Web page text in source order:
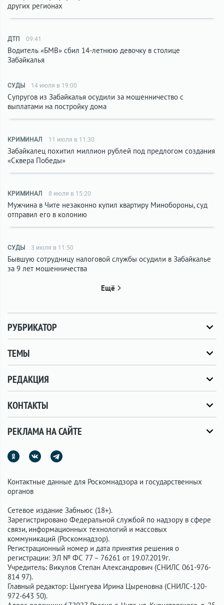
других регионах
ДТП 09:41
Водитель «БМВ» сбил 14-летнюю девочку в столице
Забайкалья
СУДЫ 14 июля в 19:00
Супругов из Забайкалья осудили за мошенничество с
выплатами на постройку дома
КРИМИНАЛ 11 июля в 11:30
Забайкалец похитил миллион рублей под предлогом создания
«Сквера Победы»
КРИМИНАЛ 8 июля в 15:20
Мужчина в Чите незаконно купил квартиру Минобороны, суд
отправил его в колонию
СУДЫ 3 июля в 11:50
Бывшую сотрудницу налоговой службы осудили в Забайкалье
за 9 лет мошенничества
Ещё
РУБРИКАТОР
ТЕМЫ
РЕДАКЦИЯ
КОНТАКТЫ
РЕКЛАМА НА САЙТЕ
Контактные данные для Роскомнадзора и государственных
органов
Сетевое издание Забньюс (18+).
Зарегистрировано Федеральной службой по надзору в сфере
связи, информационных технологий и массовых
коммуникаций (Роскомнадзор).
Регистрационный номер и дата принятия решения о
регистрации: ЭЛ № ФС 77 – 76261 от 19.07.2019г.
Учредитель: Викулов Степан Александрович (СНИЛС 061-976-
814 97).
Главный редактор: Цынгуева Ирина Цыреновна (СНИЛС-120-
972-643 50).